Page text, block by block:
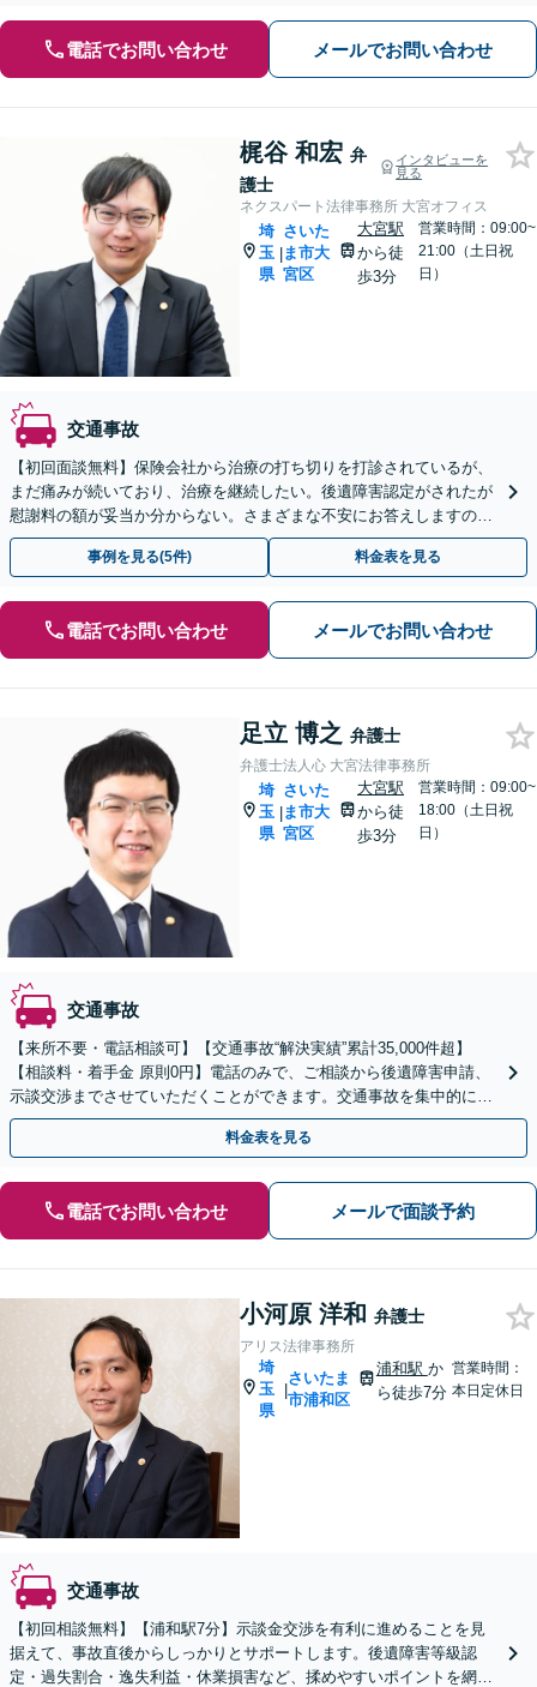
電話でお問い合わせ メールでお問い合わせ
梶谷 和宏 弁
護士
インタビューを
見る
ネクスパート法律事務所 大宮オフィス
埼
玉
県
|
さいた
ま市大
宮区
大宮駅
から徒
歩3分
営業時間：09:00~
21:00（土日祝
日）
交通事故
【初回面談無料】保険会社から治療の打ち切りを打診されているが、
まだ痛みが続いており、治療を継続したい。後遺障害認定がされたが
慰謝料の額が妥当か分からない。さまざまな不安にお答えしますの
で、お気軽にご連絡ください。ご相談・着手金は無料です。
事例を見る(5件) 料金表を見る
電話でお問い合わせ メールでお問い合わせ
足立 博之 弁護士
弁護士法人心 大宮法律事務所
埼
玉
県
|
さいた
ま市大
宮区
大宮駅
から徒
歩3分
営業時間：09:00~
18:00（土日祝
日）
交通事故
【来所不要・電話相談可】【交通事故“解決実績”累計35,000件超】
【相談料・着手金 原則0円】電話のみで、ご相談から後遺障害申請、
示談交渉までさせていただくことができます。交通事故を集中的に取
り扱っている弁護士が全力でサポート！
料金表を見る
電話でお問い合わせ メールで面談予約
小河原 洋和 弁護士
アリス法律事務所
埼
玉
県
|
さいたま
市浦和区
浦和駅 か
ら徒歩7分
営業時間：
本日定休日
交通事故
【初回相談無料】【浦和駅7分】示談金交渉を有利に進めることを見
据えて、事故直後からしっかりとサポートします。後遺障害等級認
定・過失割合・逸失利益・休業損害など、揉めやすいポイントを網